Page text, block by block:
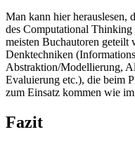
Man kann hier herauslesen,
des Computational Thinking
meisten Buchautoren
Denktechniken
Abstraktion/Modellierung,
Evaluierung etc.), die beim
zum Einsatz kommen wie
Fazit